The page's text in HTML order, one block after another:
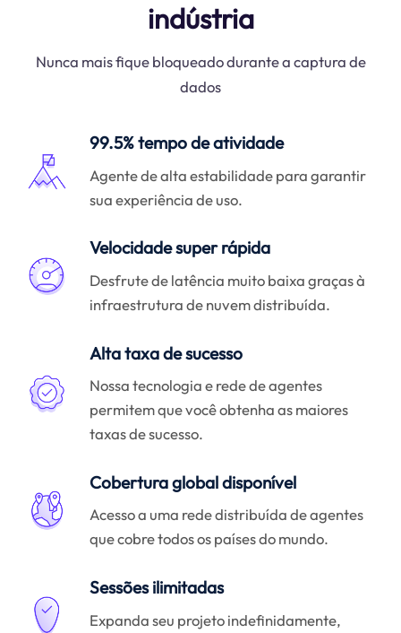
indústria
Nunca mais fique bloqueado durante a captura de
dados
99.5% tempo de atividade
Agente de alta estabilidade para garantir
sua experiência de uso.
Velocidade super rápida
Desfrute de latência muito baixa graças à
infraestrutura de nuvem distribuída.
Alta taxa de sucesso
Nossa tecnologia e rede de agentes
permitem que você obtenha as maiores
taxas de sucesso.
Cobertura global disponível
Acesso a uma rede distribuída de agentes
que cobre todos os países do mundo.
Sessões ilimitadas
Expanda seu projeto indefinidamente,